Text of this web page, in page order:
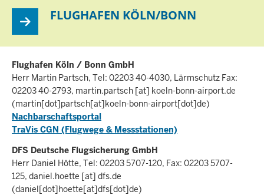
FLUGHAFEN KÖLN/BONN
Flughafen Köln / Bonn GmbH
Herr Martin Partsch, Tel: 02203 40-4030, Lärmschutz Fax:
02203 40-2793, martin.partsch [at] koeln-bonn-airport.de
(martin[dot]partsch[at]koeln-bonn-airport[dot]de)
Nachbarschaftsportal
TraVis CGN (Flugwege & Messstationen)
DFS Deutsche Flugsicherung GmbH
Herr Daniel Hötte, Tel: 02203 5707-120, Fax: 02203 5707-
125, daniel.hoette [at] dfs.de
(daniel[dot]hoette[at]dfs[dot]de)